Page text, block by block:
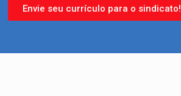
Envie seu currículo para o sindicato!